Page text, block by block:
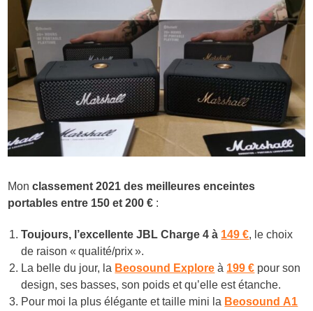
Monclassement 2021 des meilleures enceintes
portables entre 150 et 200 € :
Toujours, l’excellente JBL Charge 4 à 149 €, le choix
de raison « qualité/prix ».
La belle du jour, la Beosound Explore à 199 € pour son
design, ses basses, son poids et qu’elle est étanche.
Pour moi la plus élégante et taille mini la Beosound A1